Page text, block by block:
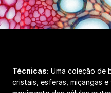
Técnicas: Uma coleção de
cristais, esferas, miçangas